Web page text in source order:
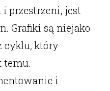
przestrzeni, jest
Grafiki są niejako
cyklu, który
temu.
i